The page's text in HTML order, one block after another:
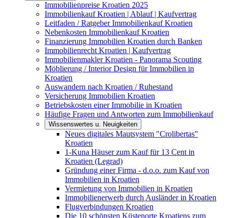
Immobilienpreise Kroatien 2025
Immobilienkauf Kroatien | Ablauf | Kaufvertrag
Leitfaden / Ratgeber Immobilienkauf Kroatien
Nebenkosten Immobilienkauf Kroatien
Finanzierung Immobilien Kroatien durch Banken
Immobilienrecht Kroatien | Kaufvertrag
Immobilienmakler Kroatien - Panorama Scouting
Möblierung / Interior Design für Immobilien in
Kroatien
Auswandern nach Kroatien / Ruhestand
Versicherung Immobilien Kroatien
Betriebskosten einer Immobilie in Kroatien
Häufige Fragen und Antworten zum Immobilienkauf
Wissenswertes u. Neuigkeiten
Neues digitales Mautsystem "Crolibertas"
Kroatien
1-Kuna Häuser zum Kauf für 13 Cent in
Kroatien (Legrad)
Gründung einer Firma - d.o.o. zum Kauf von
Immobilien in Kroatien
Vermietung von Immobilien in Kroatien
Immobilienerwerb durch Ausländer in Kroatien
Flugverbindungen Kroatien
Die 10 schönsten Küstenorte Kroatiens zum